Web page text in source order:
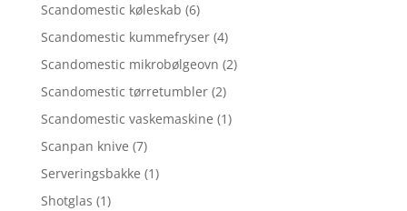
Scandomestic køleskab (6)
Scandomestic kummefryser (4)
Scandomestic mikrobølgeovn (2)
Scandomestic tørretumbler (2)
Scandomestic vaskemaskine (1)
Scanpan knive (7)
Serveringsbakke (1)
Shotglas (1)